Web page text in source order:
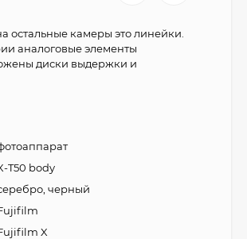
остальные камеры это линейки.
аналоговые элементы
диски выдержки и
T50 body
черный
X